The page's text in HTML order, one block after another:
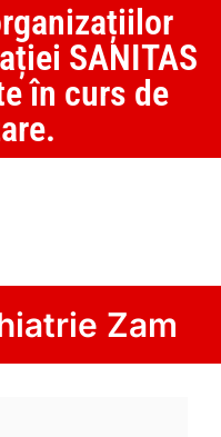
SANITAS
în curs de
Zam